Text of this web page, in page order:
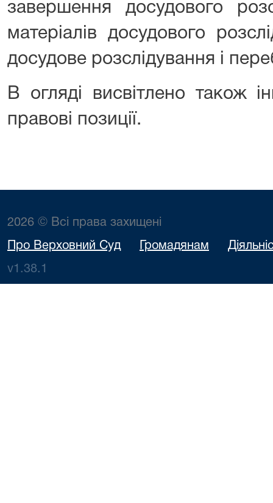
завершення досудового
матеріалів досудового
досудове розслідування і
В огляді висвітлено також
правові позиції.
2026 © Всі права захищені
Про Верховний Суд Громадянам
v1.38.1